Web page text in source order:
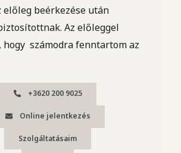
előleg beérkezése után
Az előleggel
hogy számodra fenntartom az
+3620 200 9025
Online jelentkezés
Szolgáltatásaim